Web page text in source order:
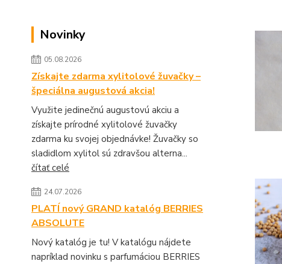
Novinky
05.08.2026
Získajte zdarma xylitolové žuvačky –
špeciálna augustová akcia!
Využite jedinečnú augustovú akciu a
získajte prírodné xylitolové žuvačky
zdarma ku svojej objednávke! Žuvačky so
sladidlom xylitol sú zdravšou alterna...
čítať celé
24.07.2026
PLATÍ nový GRAND katalóg BERRIES
ABSOLUTE
Nový katalóg je tu! V katalógu nájdete
napríklad novinku s parfumáciou BERRIES